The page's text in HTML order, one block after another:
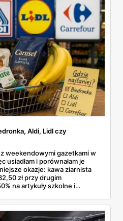
Aldi, Lidl czy
weekendowymi gazetkami w
usiadłam i porównałam je
okazje: kawa ziarnista
zł przy drugim
na artykuły szkolne i
w sobotę z aplikacją. Aldi
zł. Werdykt w skrócie:
po świeże warzywa jedź